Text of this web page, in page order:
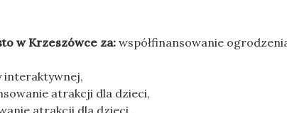
w Krzeszówce za: współfinansowanie
interaktywnej,
atrakcji dla dzieci,